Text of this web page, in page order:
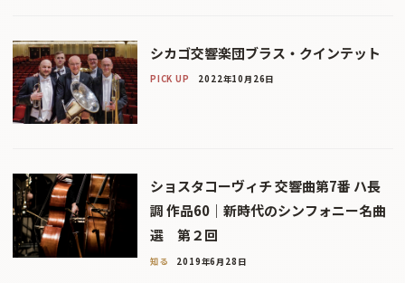
シカゴ交響楽団ブラス・クインテット
PICK UP 2022年10月26日
ショスタコーヴィチ 交響曲第7番 ハ長
調 作品60｜新時代のシンフォニー名曲
選 第２回
知る 2019年6月28日